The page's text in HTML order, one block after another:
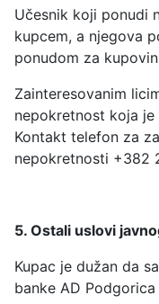
Učesnik koji ponudi
kupcem, a njegova
ponudom za
Zainteresovanim
nepokretnost koja
Kontakt telefon za
nepokretnosti +382
5. Ostali uslovi
Kupac je dužan da
banke AD